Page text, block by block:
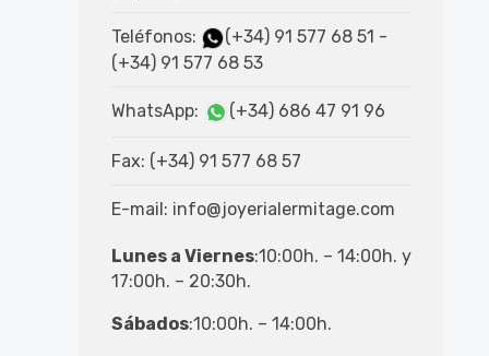
Teléfonos: (+34) 91 577 68 51 -
(+34) 91 577 68 53
WhatsApp: (+34) 686 47 91 96
Fax: (+34) 91 577 68 57
E-mail: info@joyerialermitage.com
Lunes a Viernes:10:00h. – 14:00h. y
17:00h. – 20:30h.
Sábados:10:00h. – 14:00h.